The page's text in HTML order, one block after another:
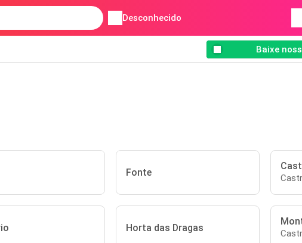
Desconhecido
Baixe
Fonte
Horta das Dragas